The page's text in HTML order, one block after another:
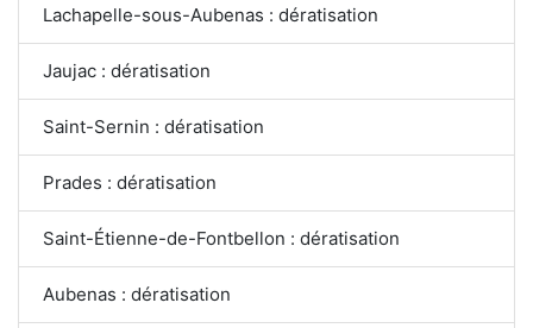
Lachapelle-sous-Aubenas : dératisation
Jaujac : dératisation
Saint-Sernin : dératisation
Prades : dératisation
Saint-Étienne-de-Fontbellon : dératisation
Aubenas : dératisation